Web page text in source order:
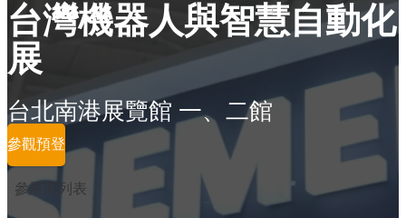
台灣機器人與智慧自動化
展
台北南港展覽館 一、二館
參觀預登
參展商列表